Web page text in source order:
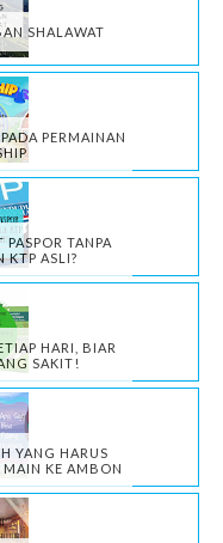
SHALAWAT
PERMAINAN
TANPA
KTP ASLI?
HARI, BIAR
SAKIT!
YANG HARUS
KE AMBON